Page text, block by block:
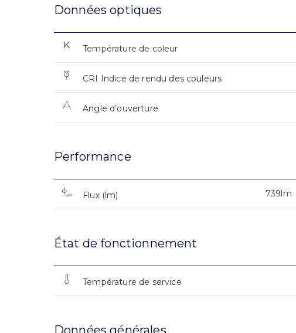
Données optiques
Température de coleur
CRI Indice de rendu des couleurs
Angle d’ouverture
Performance
Flux (lm) 739lm
État de fonctionnement
Température de service
Données générales